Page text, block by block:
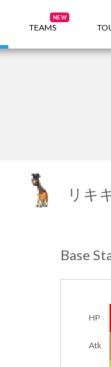
TEAMS
NEW
リキ
Base
HP
Atk